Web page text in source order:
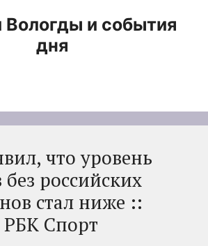
Вологды и события
дня
что уровень
российских
стал ниже ::
Спорт